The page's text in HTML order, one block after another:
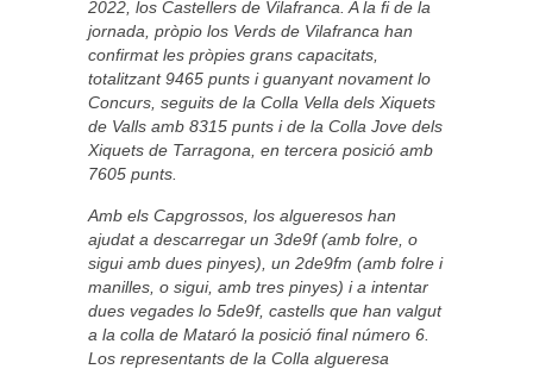
2022, los Castellers de Vilafranca. A la fi de la
jornada, pròpio los Verds de Vilafranca han
confirmat les pròpies grans capacitats,
totalitzant 9465 punts i guanyant novament lo
Concurs, seguits de la Colla Vella dels Xiquets
de Valls amb 8315 punts i de la Colla Jove dels
Xiquets de Tarragona, en tercera posició amb
7605 punts.
Amb els Capgrossos, los algueresos han
ajudat a descarregar un 3de9f (amb folre, o
sigui amb dues pinyes), un 2de9fm (amb folre i
manilles, o sigui, amb tres pinyes) i a intentar
dues vegades lo 5de9f, castells que han valgut
a la colla de Mataró la posició final número 6.
Los representants de la Colla algueresa